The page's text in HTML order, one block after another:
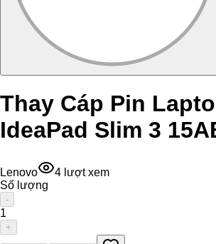
Thay Cáp Pin
IdeaPad Slim 3
Lenovo 4 lượt xem
Số lượng
-
1
+